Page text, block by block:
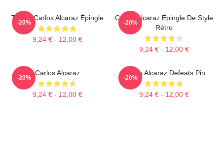
Tennis Carlos Alcaraz Épingle
9,24 € - 12,00 €
-20%
Carlos Alcaraz Épingle De Style
Rétro
9,24 € - 12,00 €
-20%
Carlos Alcaraz
9,24 € - 12,00 €
-20%
Carlos Alcaraz Defeats Pin
9,24 € - 12,00 €
-20%